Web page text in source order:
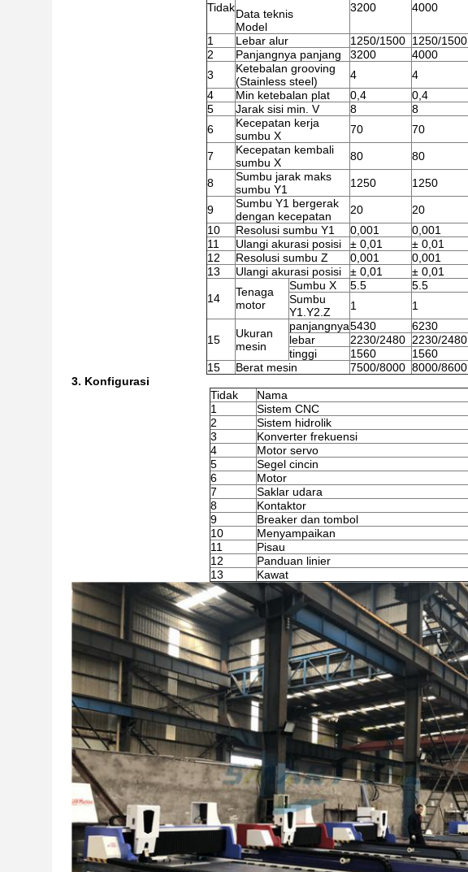
TidakData teknis
Model
3200 4000
1 Lebar alur 1250/1500 1250/1500
2
Panjangnya panjang 3200 4000
3
Ketebalan grooving
(Stainless steel)
4 4
4
Min ketebalan plat 0,4 0,4
5
Jarak sisi min. V 8 8
6
Kecepatan kerja
sumbu X
70 70
7
Kecepatan kembali
sumbu X
80 80
8
Sumbu jarak maks
sumbu Y1
1250 1250
9
Sumbu Y1 bergerak
dengan kecepatan
20 20
10
Resolusi sumbu Y1 0,001 0,001
11
Ulangi akurasi posisi ± 0,01 ± 0,01
12
Resolusi sumbu Z 0,001 0,001
13
Ulangi akurasi posisi ± 0,01 ± 0,01
14
Tenaga
motor
Sumbu X 5.5 5.5
Sumbu
Y1.Y2.Z
1 1
15
Ukuran
mesin
panjangnya5430 6230
lebar 2230/2480 2230/2480
tinggi
1560 1560
15
Berat mesin 7500/8000 8000/8600
3. Konfigurasi
Tidak
Nama
1
Sistem CNC
2
Sistem hidrolik
3
Konverter frekuensi
4
Motor servo
5
Segel cincin
6
Motor
7
Saklar udara
8
Kontaktor
9
Breaker dan tombol
10
Menyampaikan
11
Pisau
12
Panduan linier
13
Kawat